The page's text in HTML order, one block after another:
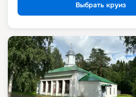
Выбрать круиз